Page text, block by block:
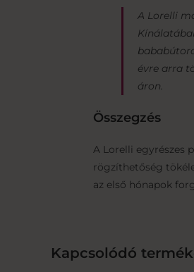
A Lorelli
évre arra
áron.
Összegzés
A Lorelli egyrészes
rögzíthetőség
az első hónapok
Kapcsolódó